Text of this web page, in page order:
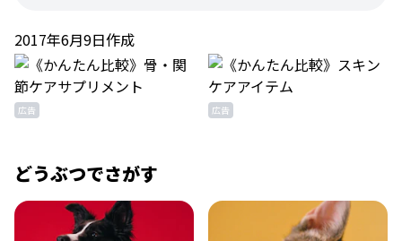
2017年6月9日作成
広告 広告
どうぶつでさがす